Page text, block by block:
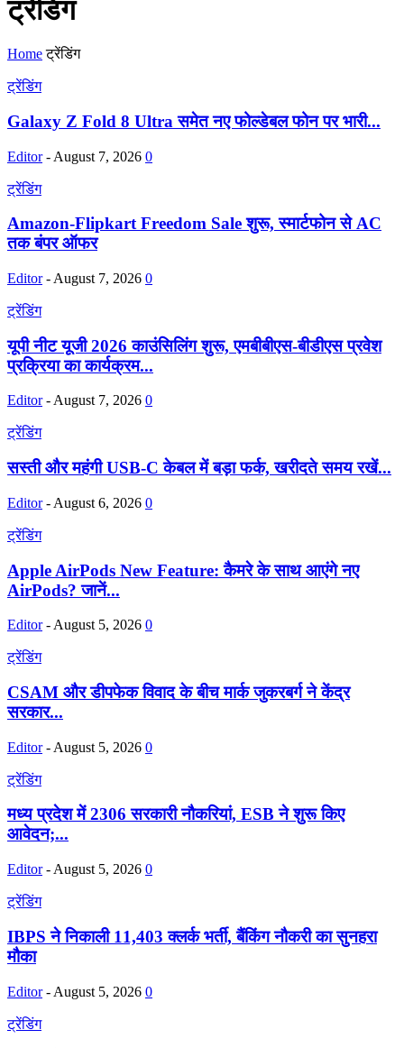
ट्रेंडिंग
Home ट्रेंडिंग
ट्रेंडिंग
Galaxy Z Fold 8 Ultra समेत नए फोल्डेबल फोन पर भारी...
Editor - August 7, 2026 0
ट्रेंडिंग
Amazon-Flipkart Freedom Sale शुरू, स्मार्टफोन से AC
तक बंपर ऑफर
Editor - August 7, 2026 0
ट्रेंडिंग
यूपी नीट यूजी 2026 काउंसिलिंग शुरू, एमबीबीएस-बीडीएस प्रवेश
प्रक्रिया का कार्यक्रम...
Editor - August 7, 2026 0
ट्रेंडिंग
सस्ती और महंगी USB-C केबल में बड़ा फर्क, खरीदते समय रखें...
Editor - August 6, 2026 0
ट्रेंडिंग
Apple AirPods New Feature: कैमरे के साथ आएंगे नए
AirPods? जानें...
Editor - August 5, 2026 0
ट्रेंडिंग
CSAM और डीपफेक विवाद के बीच मार्क जुकरबर्ग ने केंद्र
सरकार...
Editor - August 5, 2026 0
ट्रेंडिंग
मध्य प्रदेश में 2306 सरकारी नौकरियां, ESB ने शुरू किए
आवेदन;...
Editor - August 5, 2026 0
ट्रेंडिंग
IBPS ने निकाली 11,403 क्लर्क भर्ती, बैंकिंग नौकरी का सुनहरा
मौका
Editor - August 5, 2026 0
ट्रेंडिंग